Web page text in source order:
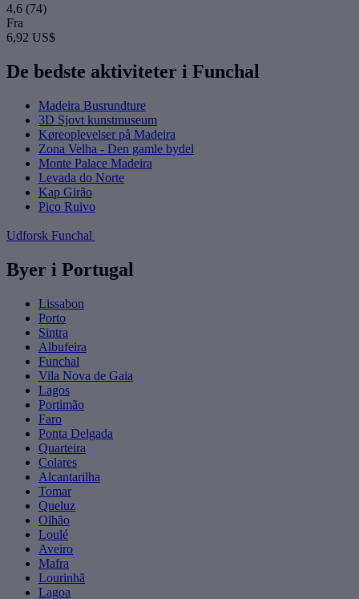
4,6 (74)
Fra
6,92 US$
De bedste aktiviteter i Funchal
Madeira Busrundture
3D Sjovt kunstmuseum
Køreoplevelser på Madeira
Zona Velha - Den gamle bydel
Monte Palace Madeira
Levada do Norte
Kap Girão
Pico Ruivo
Udforsk Funchal
Byer i Portugal
Lissabon
Porto
Sintra
Albufeira
Funchal
Vila Nova de Gaia
Lagos
Portimão
Faro
Ponta Delgada
Quarteira
Colares
Alcantarilha
Tomar
Queluz
Olhão
Loulé
Aveiro
Mafra
Lourinhã
Lagoa